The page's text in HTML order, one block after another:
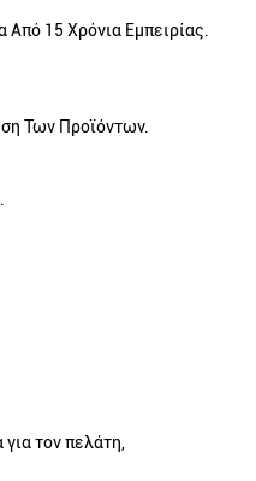
15 Χρόνια Εμπειρίας.
Των Προϊόντων.
τον πελάτη,